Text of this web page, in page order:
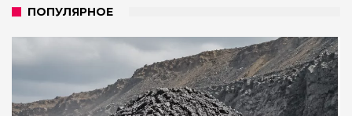
ПОПУЛЯРНОЕ